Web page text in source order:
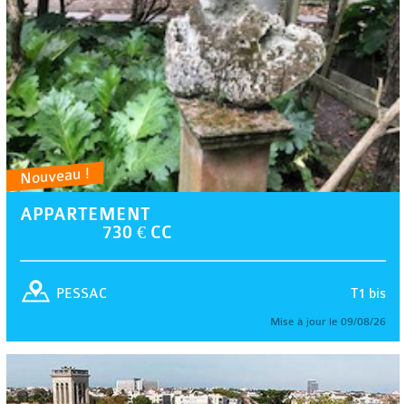
Nouveau !
APPARTEMENT
730 € CC
T1 bis
PESSAC
Mise à jour le 09/08/26